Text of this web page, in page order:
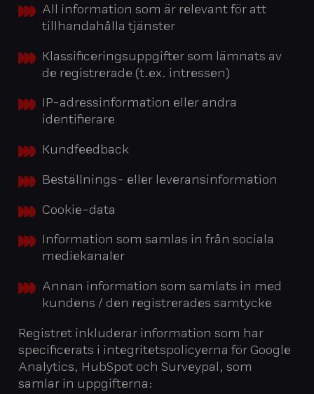
All information som är relevant för att
tillhandahålla tjänster
Klassificeringsuppgifter som lämnats av
de registrerade (t.ex. intressen)
IP-adressinformation eller andra
identifierare
Kundfeedback
Beställnings- eller leveransinformation
Cookie-data
Information som samlas in från sociala
mediekanaler
Annan information som samlats in med
kundens / den registrerades samtycke
Registret inkluderar information som har
specificerats i integritetspolicyerna för Google
Analytics, HubSpot och Surveypal, som
samlar in uppgifterna: